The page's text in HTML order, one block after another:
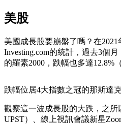
美股
美國成長股要崩盤了嗎？在
Investing.com的統計，過去3個
的羅素2000，跌幅也多達12.8%
跌幅位居4大指數之冠的那斯達
觀察這一波成長股的大跌，之所
UPST）、線上視訊會議新星